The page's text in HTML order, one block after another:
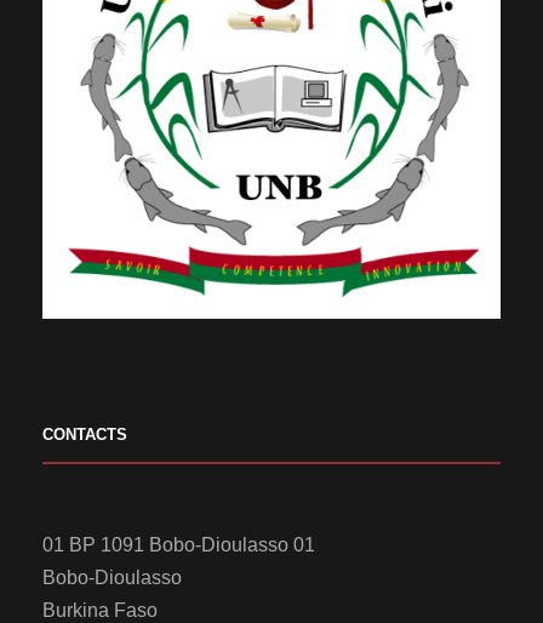
CONTACTS
01 BP 1091 Bobo-Dioulasso 01
Bobo-Dioulasso
Burkina Faso